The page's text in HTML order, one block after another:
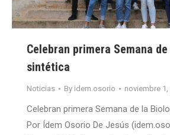
Celebran primera Semana
sintética
Noticias By idem.osorio noviembre 1,
Celebran primera Semana de la
Por Ídem Osorio De Jesús